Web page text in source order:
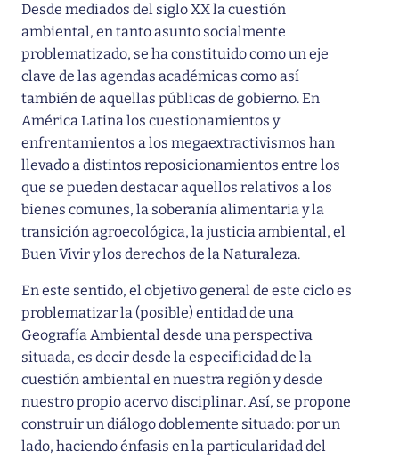
Desde mediados del siglo XX la cuestión
ambiental, en tanto asunto socialmente
problematizado, se ha constituido como un eje
clave de las agendas académicas como así
también de aquellas públicas de gobierno. En
América Latina los cuestionamientos y
enfrentamientos a los megaextractivismos han
llevado a distintos reposicionamientos entre los
que se pueden destacar aquellos relativos a los
bienes comunes, la soberanía alimentaria y la
transición agroecológica, la justicia ambiental, el
Buen Vivir y los derechos de la Naturaleza.
En este sentido, el objetivo general de este ciclo es
problematizar la (posible) entidad de una
Geografía Ambiental desde una perspectiva
situada, es decir desde la especificidad de la
cuestión ambiental en nuestra región y desde
nuestro propio acervo disciplinar. Así, se propone
construir un diálogo doblemente situado: por un
lado, haciendo énfasis en la particularidad del